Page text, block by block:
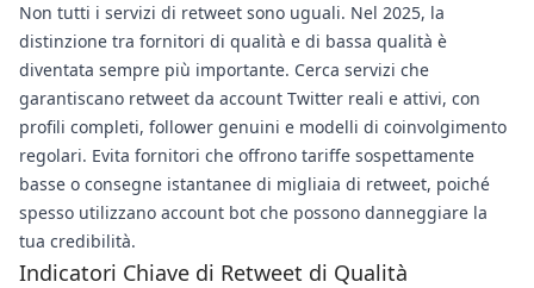
Non tutti i servizi di retweet sono uguali. Nel 2025, la
distinzione tra fornitori di qualità e di bassa qualità è
diventata sempre più importante. Cerca servizi che
garantiscano retweet da account Twitter reali e attivi, con
profili completi, follower genuini e modelli di coinvolgimento
regolari. Evita fornitori che offrono tariffe sospettamente
basse o consegne istantanee di migliaia di retweet, poiché
spesso utilizzano account bot che possono danneggiare la
tua credibilità.
Indicatori Chiave di Retweet di Qualità